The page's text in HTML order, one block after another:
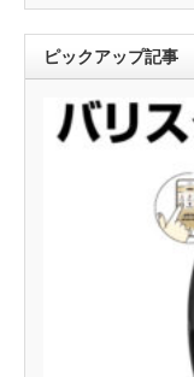
ピックアップ記事